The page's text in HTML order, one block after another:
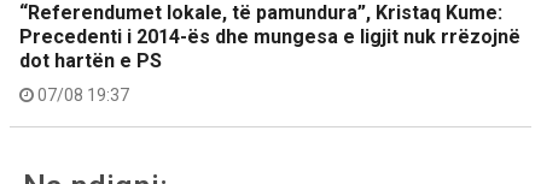
“Referendumet lokale, të pamundura”, Kristaq Kume:
Precedenti i 2014-ës dhe mungesa e ligjit nuk rrëzojnë
dot hartën e PS
07/08 19:37